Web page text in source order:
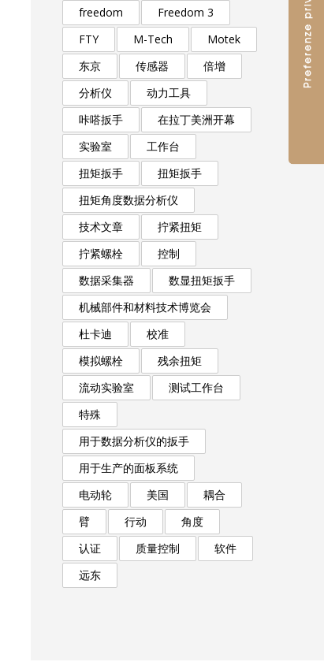
freedom
Freedom 3
FTY
M-Tech
Motek
东京
传感器
倍增
分析仪
动力工具
咔嗒扳手
在拉丁美洲开幕
实验室
工作台
扭矩扳手
扭矩扳手
扭矩角度数据分析仪
技术文章
拧紧扭矩
拧紧螺栓
控制
数据采集器
数显扭矩扳手
机械部件和材料技术博览会
杜卡迪
校准
模拟螺栓
残余扭矩
流动实验室
测试工作台
特殊
用于数据分析仪的扳手
用于生产的面板系统
电动轮
美国
耦合
臂
行动
角度
认证
质量控制
软件
远东